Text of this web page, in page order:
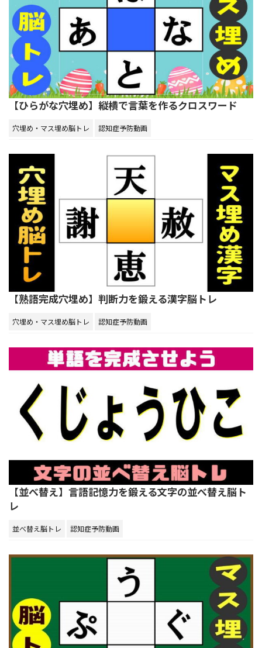
【ひらがな穴埋め】縦横で言葉を作るクロスワード
穴埋め・マス埋め脳トレ 認知症予防動画
【熟語完成穴埋め】判断力を鍛える漢字脳トレ
穴埋め・マス埋め脳トレ 認知症予防動画
【並べ替え】言語記憶力を鍛える文字の並べ替え脳ト
レ
並べ替え脳トレ 認知症予防動画